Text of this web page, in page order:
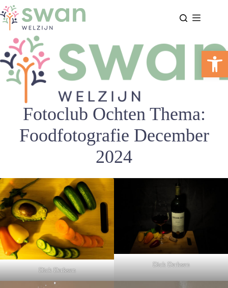
naar
de
inhoud
Fotoclub Ochten Thema:
Foodfotografie December
2024
Dick Derksen
Dick Derksen